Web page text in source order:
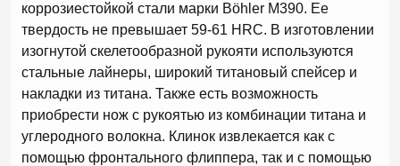
коррозиестойкой стали марки Böhler M390. Ее
твердость не превышает 59-61 HRC. В изготовлении
изогнутой скелетообразной рукояти используются
стальные лайнеры, широкий титановый спейсер и
накладки из титана. Также есть возможность
приобрести нож с рукоятью из комбинации титана и
углеродного волокна. Клинок извлекается как с
помощью фронтального флиппера, так и с помощью